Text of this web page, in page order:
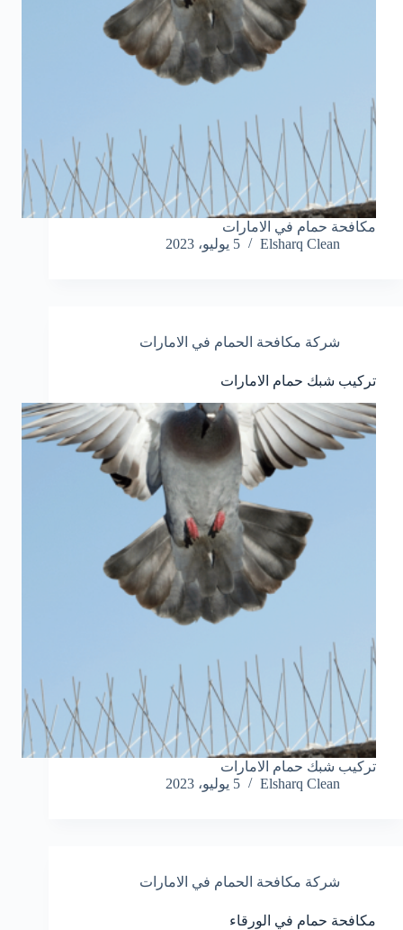
مكافحة حمام في الامارات
Elsharq Clean
5 يوليو، 2023
شركة مكافحة الحمام في الامارات
تركيب شبك حمام الامارات
تركيب شبك حمام الامارات
Elsharq Clean
5 يوليو، 2023
شركة مكافحة الحمام في الامارات
مكافحة حمام في الورقاء